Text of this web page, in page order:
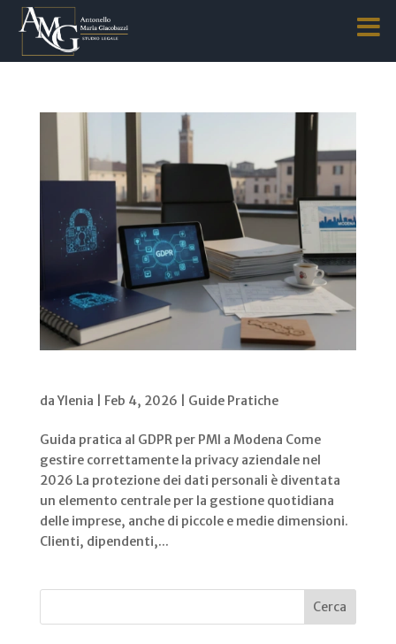
daYlenia Feb 4, 2026 Guide Pratiche
Guida pratica al GDPR per PMI a Modena Come
gestire correttamente la privacy aziendale nel
2026 La protezione dei dati personali è diventata
un elemento centrale per la gestione quotidiana
delle imprese, anche di piccole e medie dimensioni.
Clienti, dipendenti,...
Cerca